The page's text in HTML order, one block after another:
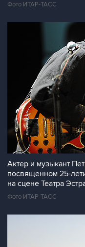
Фото ИТАР-ТАСС
Актер и музыкант
посвященном 25-
на сцене Театра
Фото ИТАР-ТАСС